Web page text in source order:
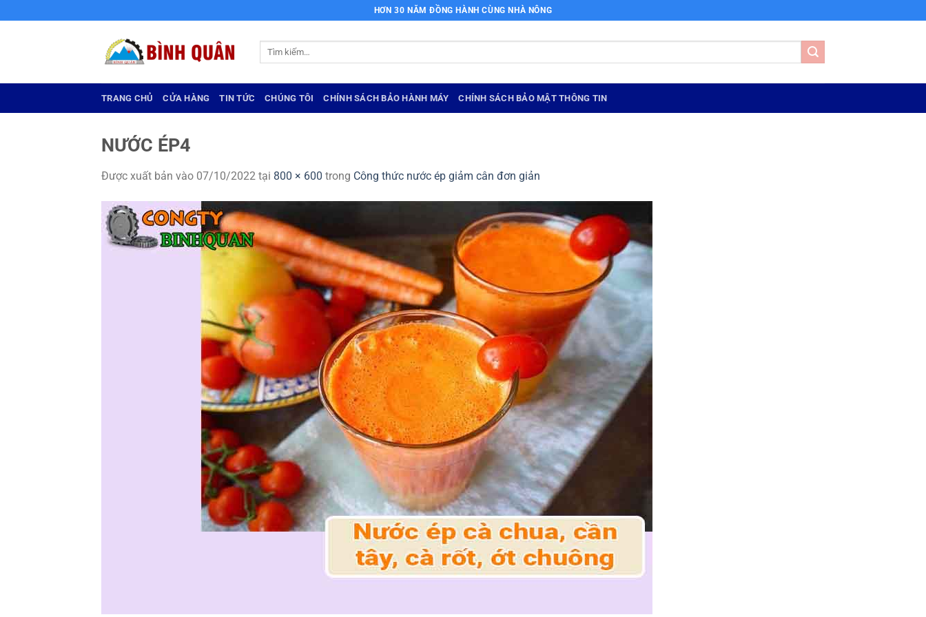
qua
HƠN 30 NĂM ĐỒNG HÀNH CÙNG NHÀ NÔNG
TRANG CHỦ CỬA HÀNG TIN TỨC CHÚNG TÔI CHÍNH SÁCH BẢO HÀNH MÁY CHÍNH SÁCH BẢO MẬT THÔNG TIN
NƯỚC ÉP4
Được xuất bản vào 07/10/2022 tại 800 × 600 trong Công thức nước ép giảm cân đơn giản